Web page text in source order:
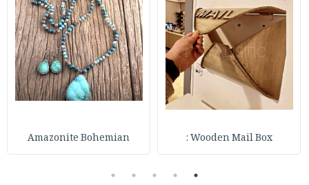
Wooden Mail Box :
Amazonite Bohemian
1
2
3
4
5